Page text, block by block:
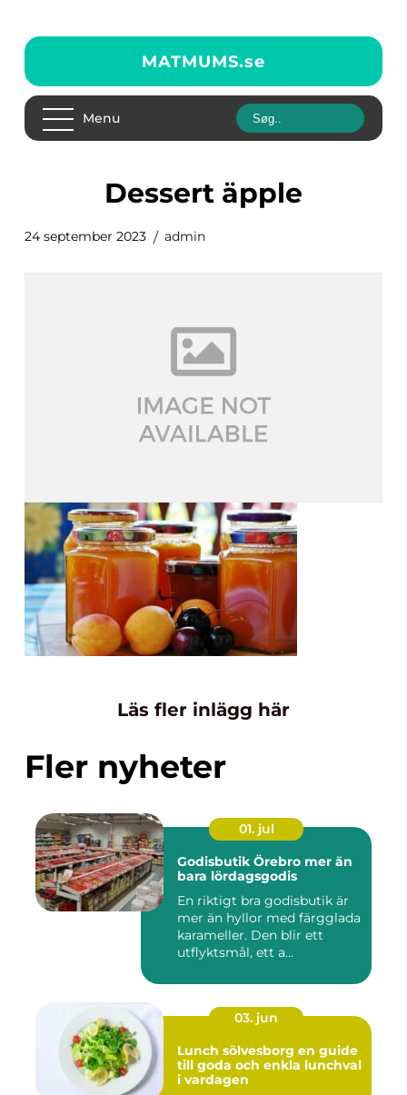
MATMUMS.se
Menu
dessert äpple
24 september 2023 admin
Läs fler inlägg här
Fler nyheter
01. jul
Godisbutik Örebro mer än
bara lördagsgodis
En riktigt bra godisbutik är
mer än hyllor med färgglada
karameller. Den blir ett
utflyktsmål, ett a...
03. jun
Lunch sölvesborg en guide
till goda och enkla lunchval
i vardagen